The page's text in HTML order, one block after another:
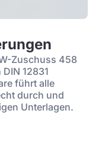
Zuschuss 458
12831
führt alle
durch und
Unterlagen.